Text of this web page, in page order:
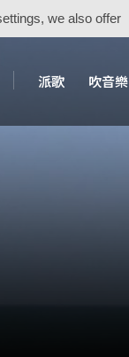
we also offer
派歌 吹音樂